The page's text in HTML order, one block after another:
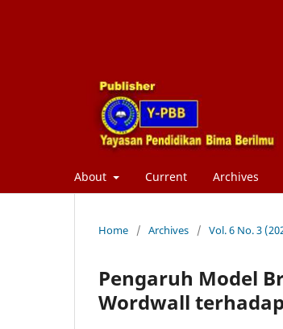
About Current Archives
Home / Archives / Vol. 6 No. 3
Pengaruh Model
Wordwall